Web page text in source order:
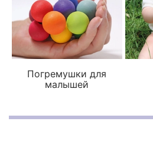
Погремушки для
малышей